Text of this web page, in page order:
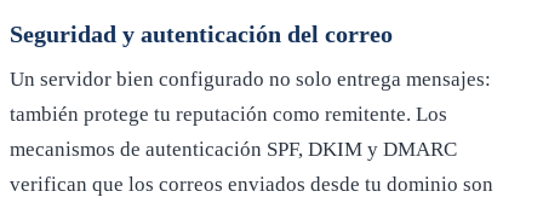
Seguridad y autenticación del correo
Un servidor bien configurado no solo entrega mensajes:
también protege tu reputación como remitente. Los
mecanismos de autenticación SPF, DKIM y DMARC
verifican que los correos enviados desde tu dominio son